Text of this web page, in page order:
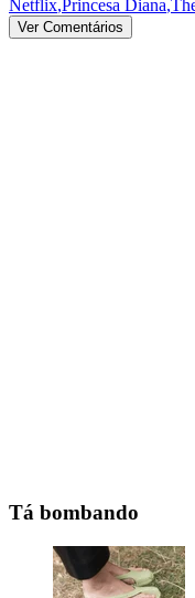
Netflix,Princesa Diana,
Ver Comentários
Tá bombando